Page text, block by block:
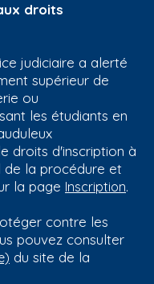
droits
judiciaire a alerté
supérieur de
ou
les étudiants en
droits d'inscription à
de la procédure et
la page Inscription.
contre les
pouvez consulter
du site de la